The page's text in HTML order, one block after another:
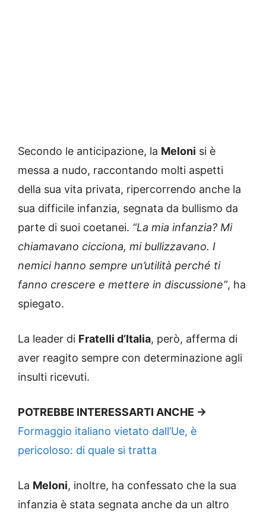
Secondo le anticipazione, la Meloni si è
messa a nudo, raccontando molti aspetti
della sua vita privata, ripercorrendo anche la
sua difficile infanzia, segnata da bullismo da
parte di suoi coetanei. “La mia infanzia? Mi
chiamavano cicciona, mi bullizzavano. I
nemici hanno sempre un’utilità perché ti
fanno crescere e mettere in discussione”, ha
spiegato.
La leader di Fratelli d’Italia, però, afferma di
aver reagito sempre con determinazione agli
insulti ricevuti.
POTREBBE INTERESSARTI ANCHE ->
Formaggio italiano vietato dall’Ue, è
pericoloso: di quale si tratta
La Meloni, inoltre, ha confessato che la sua
infanzia è stata segnata anche da un altro